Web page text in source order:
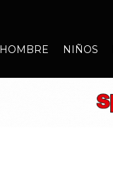
HOMBRE NIÑOS